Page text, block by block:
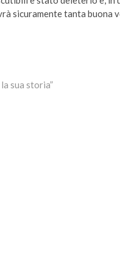
sicuramente tanta buona
sua storia”